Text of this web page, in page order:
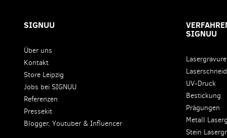
SIGNUU
Über uns
Kontakt
Store Leipzig
Jobs bei SIGNUU
Referenzen
Pressekit
Blogger, Youtuber & Influencer
SIGNUU
UV-Druck
Bestickung
Prägungen
Metall
Stein